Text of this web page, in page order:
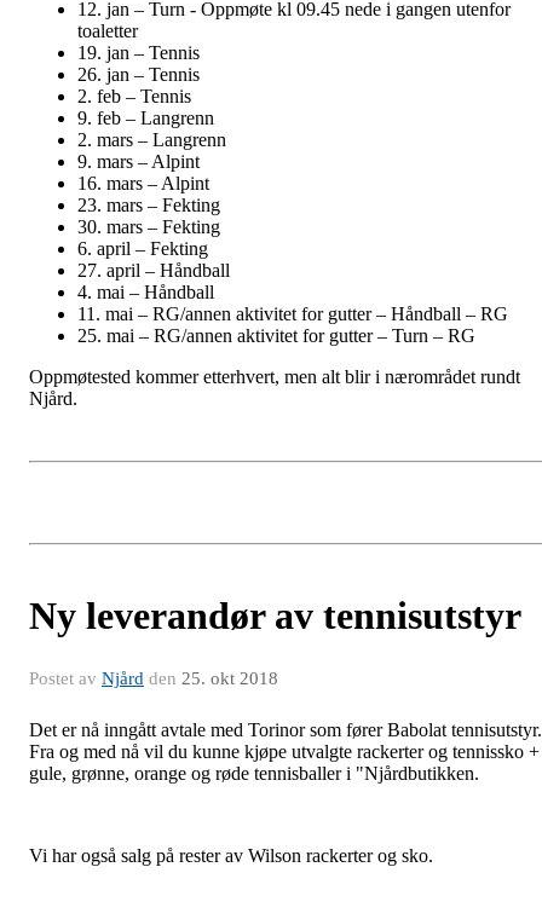
12. jan – Turn - Oppmøte kl 09.45 nede i gangen utenfor
toaletter
19. jan – Tennis
26. jan – Tennis
2. feb – Tennis
9. feb – Langrenn
2. mars – Langrenn
9. mars – Alpint
16. mars – Alpint
23. mars – Fekting
30. mars – Fekting
6. april – Fekting
27. april – Håndball
4. mai – Håndball
11. mai – RG/annen aktivitet for gutter – Håndball – RG
25. mai – RG/annen aktivitet for gutter – Turn – RG
Oppmøtested kommer etterhvert, men alt blir i nærområdet rundt
Njård.
Ny leverandør av tennisutstyr
Postet av Njård den 25. okt 2018
Det er nå inngått avtale med Torinor som fører Babolat tennisutstyr.
Fra og med nå vil du kunne kjøpe utvalgte rackerter og tennissko +
gule, grønne, orange og røde tennisballer i "Njårdbutikken.
Vi har også salg på rester av Wilson rackerter og sko.